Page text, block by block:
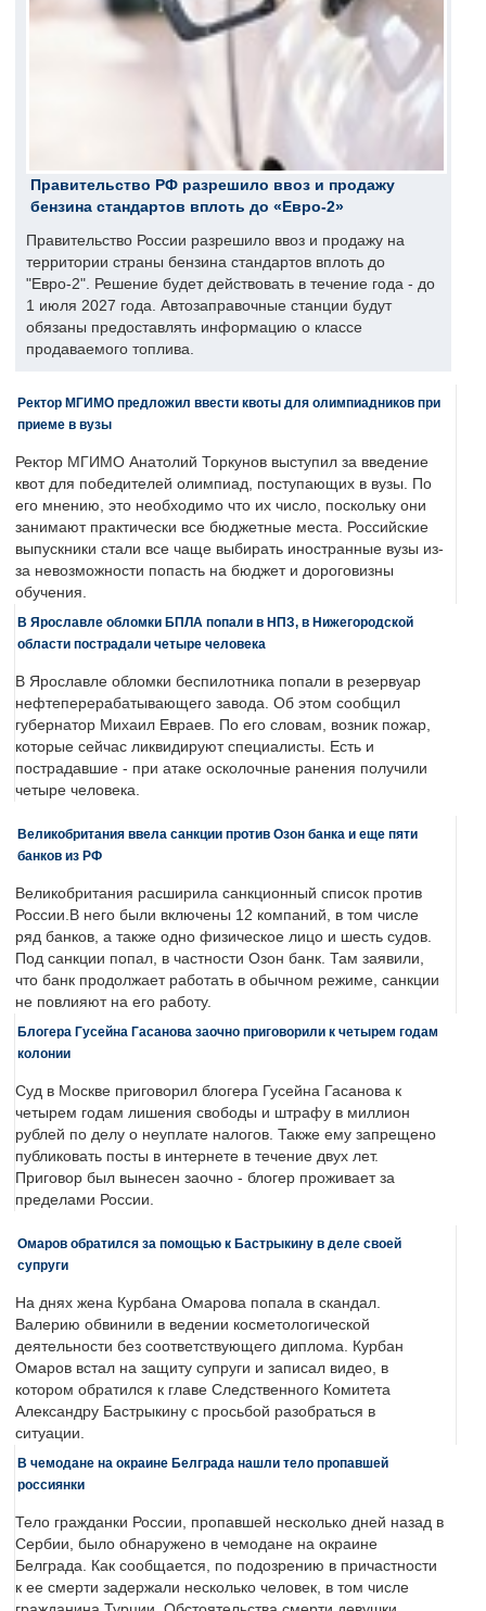
Правительство РФ разрешило ввоз и продажу
бензина стандартов вплоть до «Евро-2»
Правительство России разрешило ввоз и продажу на
территории страны бензина стандартов вплоть до
"Евро-2". Решение будет действовать в течение года - до
1 июля 2027 года. Автозаправочные станции будут
обязаны предоставлять информацию о классе
продаваемого топлива.
Ректор МГИМО предложил ввести квоты для олимпиадников при
приеме в вузы
Ректор МГИМО Анатолий Торкунов выступил за введение
квот для победителей олимпиад, поступающих в вузы. По
его мнению, это необходимо что их число, поскольку они
занимают практически все бюджетные места. Российские
выпускники стали все чаще выбирать иностранные вузы из-
за невозможности попасть на бюджет и дороговизны
обучения.
В Ярославле обломки БПЛА попали в НПЗ, в Нижегородской
области пострадали четыре человека
В Ярославле обломки беспилотника попали в резервуар
нефтеперерабатывающего завода. Об этом сообщил
губернатор Михаил Евраев. По его словам, возник пожар,
которые сейчас ликвидируют специалисты. Есть и
пострадавшие - при атаке осколочные ранения получили
четыре человека.
Великобритания ввела санкции против Озон банка и еще пяти
банков из РФ
Великобритания расширила санкционный список против
России.В него были включены 12 компаний, в том числе
ряд банков, а также одно физическое лицо и шесть судов.
Под санкции попал, в частности Озон банк. Там заявили,
что банк продолжает работать в обычном режиме, санкции
не повлияют на его работу.
Блогера Гусейна Гасанова заочно приговорили к четырем годам
колонии
Суд в Москве приговорил блогера Гусейна Гасанова к
четырем годам лишения свободы и штрафу в миллион
рублей по делу о неуплате налогов. Также ему запрещено
публиковать посты в интернете в течение двух лет.
Приговор был вынесен заочно - блогер проживает за
пределами России.
Омаров обратился за помощью к Бастрыкину в деле своей
супруги
На днях жена Курбана Омарова попала в скандал.
Валерию обвинили в ведении косметологической
деятельности без соответствующего диплома. Курбан
Омаров встал на защиту супруги и записал видео, в
котором обратился к главе Следственного Комитета
Александру Бастрыкину с просьбой разобраться в
ситуации.
В чемодане на окраине Белграда нашли тело пропавшей
россиянки
Тело гражданки России, пропавшей несколько дней назад в
Сербии, было обнаружено в чемодане на окраине
Белграда. Как сообщается, по подозрению в причастности
к ее смерти задержали несколько человек, в том числе